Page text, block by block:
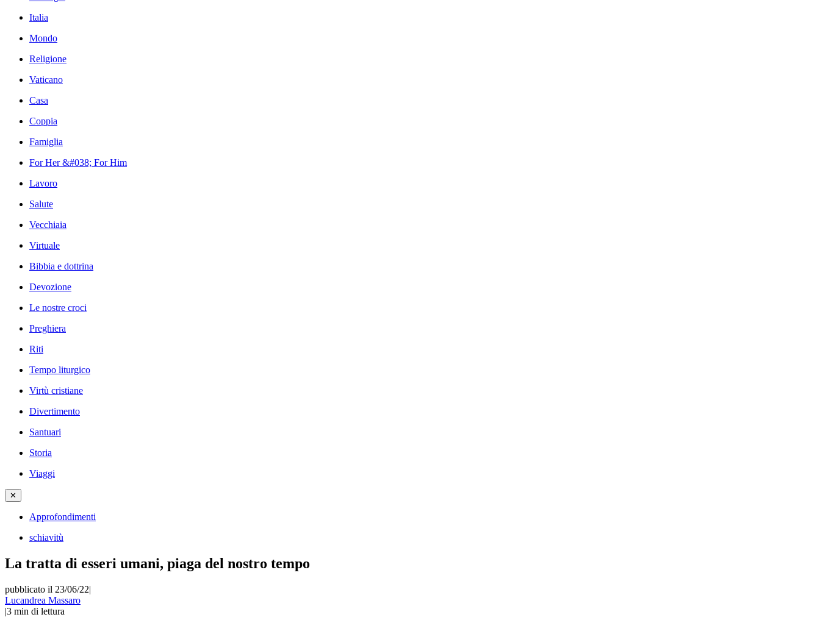
Italia
Mondo
Religione
Vaticano
Casa
Coppia
Famiglia
For Her &#038; For Him
Lavoro
Salute
Vecchiaia
Virtuale
Bibbia e dottrina
Devozione
Le nostre croci
Preghiera
Riti
Tempo liturgico
Virtù cristiane
Divertimento
Santuari
Storia
Viaggi
✕
Approfondimenti
schiavitù
La tratta di esseri umani, piaga del nostro tempo
pubblicato il 23/06/22|
Lucandrea Massaro
|3 min di lettura